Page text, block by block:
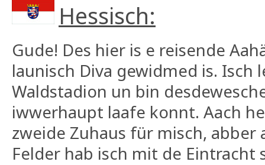
Hessisch:
Gude! Des hier is e reisende
launisch Diva gewidmed is. Isch
Waldstadion un bin
iwwerhaupt laafe konnt. Aach
zweide Zuhaus für misch, abber
Felder hab isch mit de Eintracht